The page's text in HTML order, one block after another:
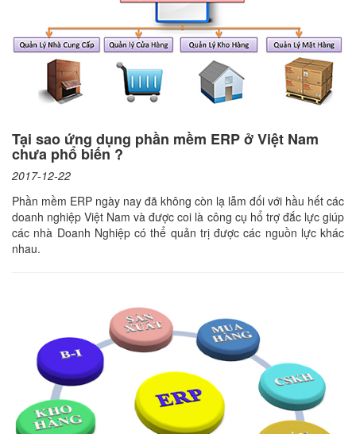
Tại sao ứng dụng phần mềm ERP ở Việt Nam
chưa phổ biến ?
2017-12-22
Phần mềm ERP ngày nay đã không còn lạ lẫm đối với hầu hết các
doanh nghiệp Việt Nam và được coi là công cụ hổ trợ đắc lực giúp
các nhà Doanh Nghiệp có thể quản trị được các nguồn lực khác
nhau.